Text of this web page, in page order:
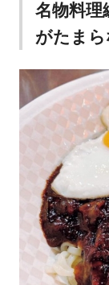
名物料理
がたま